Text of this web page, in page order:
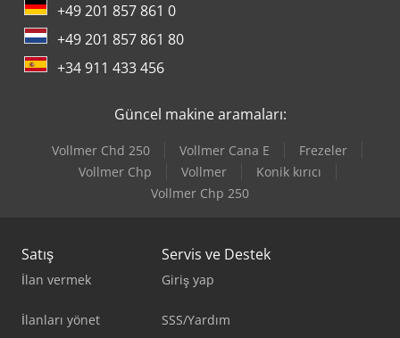
+49 201 857 861 0
+49 201 857 861 80
+34 911 433 456
Güncel makine aramaları:
Vollmer Chd 250 Vollmer Cana E
Frezeler
Vollmer Chp
Vollmer
Konik kırıcı
Vollmer Chp 250
Satış
İlan vermek
İlanları yönet
Servis ve Destek
Giriş yap
SSS/Yardım